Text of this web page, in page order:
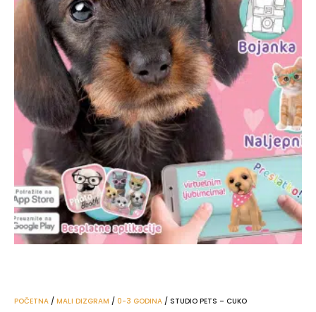
POČETNA / MALI DIZGRAM / 0-3 GODINA / STUDIO PETS – CUKO